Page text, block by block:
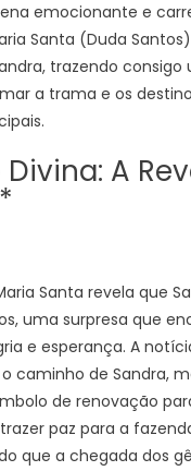
emocionante e
Santa (Duda
trazendo
a trama e os
A
Santa revela que
uma surpresa que
e esperança. A
caminho de Sandra,
de renovação
paz para a
que a chegada dos